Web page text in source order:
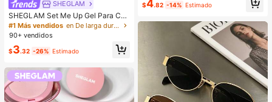
SHEGLAM
SHEGLAM Set Me Up Gel Para Cej
as Marca De Belleza CosméTica M
aquillaje Para Mujeres Y NiñAs
#1 Más vendidos
en De larga duración Cejas
90+ vendidos
$3.32 -26% Estimado
$4.82 -14% Estimado